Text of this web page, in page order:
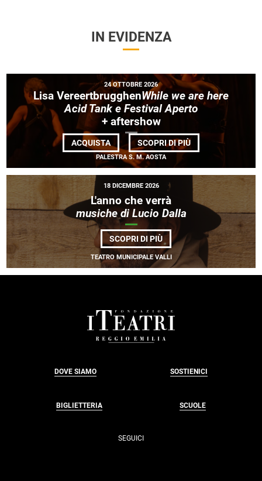
IN EVIDENZA
24 OTTOBRE 2026
Lisa VereertbrugghenWhile we are here
Acid Tank e Festival Aperto
+ aftershow
ACQUISTA SCOPRI DI PIÙDI
LISA
ARE
HERE<BR>ACID
TANK
FESTIVAL
APERTO</EM>
AFTERSHOW
PALESTRA S. M. AOSTA
18 DICEMBRE 2026
L'anno che verrà
musiche di Lucio Dalla
SCOPRI DI PIÙDI
L'ANNO
CHE
VERRÀ<BR>
<EM>MUSICHE
TEATRO MUNICIPALE VALLI
DOVE SIAMO SOSTIENICI
BIGLIETTERIA SCUOLE
SEGUICI